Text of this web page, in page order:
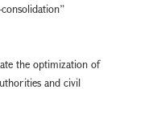
the optimization of
and civil